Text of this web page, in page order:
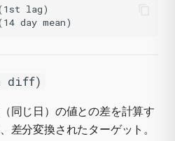
lag)
diff)
同じ日）の値との差を計算す
差分変換されたターゲット。